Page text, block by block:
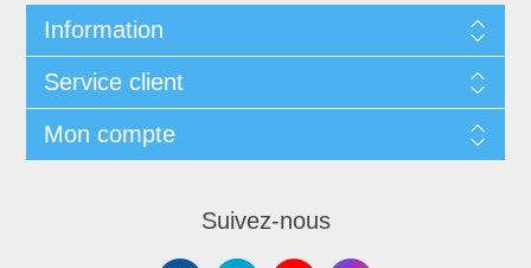
Information
Service client
Mon compte
Suivez-nous